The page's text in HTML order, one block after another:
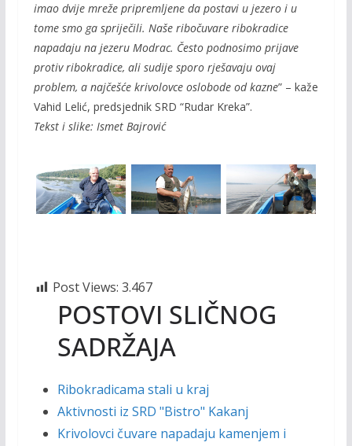
imao dvije mreže pripremljene da postavi u jezero i u
tome smo ga spriječili. Naše ribočuvare ribokradice
napadaju na jezeru Modrac. Često podnosimo prijave
protiv ribokradice, ali sudije sporo rješavaju ovaj
problem, a najčešće krivolovce oslobode od kazne” – kaže
Vahid Lelić, predsjednik SRD “Rudar Kreka”.
Tekst i slike: Ismet Bajrović
Post Views: 3.467
POSTOVI SLIČNOG
SADRŽAJA
Ribokradicama stali u kraj
Aktivnosti iz SRD "Bistro" Kakanj
Krivolovci čuvare napadaju kamenjem i